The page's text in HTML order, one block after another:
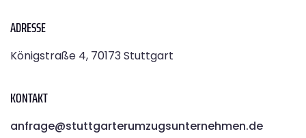
ADRESSE
Königstraße 4, 70173 Stuttgart
KONTAKT
anfrage@stuttgarterumzugsunternehmen.de